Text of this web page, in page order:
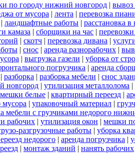
по городу нижний новгород | вывоз
от мусора | лента | перевозка
| ландшафтные работы | расстановка в
камаза | сборщики на час |
| скотч | перевозка дивана |
| снос | аренда разнорабочих |
| выгрузка газели | уборка от
погрузчика | аренда
| разборка | разборка мебели | снос
новгород | утилизация металлолома |
мешки белые | квартирный переезд |
мусора | упаковочный материал |
мебели с грузчиками недорого
рабочих | утилизация окон | мешки
разгрузочные работы | уборка
недорого | аренда погрузчика |
| монтаж зданий | нанять рабочих